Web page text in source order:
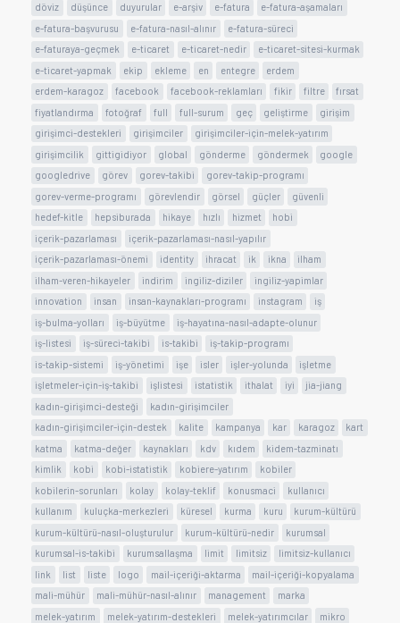
döviz
düşünce duyurular e-arşiv e-fatura
e-fatura-aşamaları
e-fatura-başvurusu
e-fatura-nasıl-alınır
e-fatura-süreci
e-faturaya-geçmek
e-ticaret e-ticaret-nedir
e-ticaret-sitesi-kurmak
e-ticaret-yapmak
ekip ekleme en entegre
erdem
erdem-karagoz
facebook facebook-reklamları fikir filtre
fırsat
fiyatlandırma
fotoğraf full full-surum geç geliştirme
girişim
girişimci-destekleri
girişimciler
girişimciler-için-melek-yatırım
girişimcilik
gittigidiyor global gönderme göndermek
google
googledrive
görev gorev-takibi
gorev-takip-programı
gorev-verme-programı
görevlendir görsel güçler
güvenli
hedef-kitle
hepsiburada hikaye hızlı hizmet
hobi
içerik-pazarlaması
içerik-pazarlaması-nasıl-yapılır
içerik-pazarlaması-önemi
identity ihracat ik ikna
ilham
ilham-veren-hikayeler
indirim ingiliz-diziler
ingiliz-yapimlar
innovation
insan insan-kaynakları-programı instagram
iş
iş-bulma-yolları
iş-büyütme
iş-hayatına-nasıl-adapte-olunur
iş-listesi
iş-süreci-takibi is-takibi
iş-takip-programı
is-takip-sistemi
iş-yönetimi işe isler işler-yolunda
işletme
işletmeler-için-iş-takibi
işlistesi istatistik ithalat iyi
jia-jiang
kadın-girişimci-desteği
kadın-girişimciler
kadın-girişimciler-için-destek
kalite kampanya kar karagoz
kart
katma
katma-değer kaynakları kdv kıdem
kidem-tazminatı
kimlik
kobi kobi-istatistik kobiere-yatırım
kobiler
kobilerin-sorunları
kolay kolay-teklif konusmaci
kullanıcı
kullanım
kuluçka-merkezleri küresel kurma kuru
kurum-kültürü
kurum-kültürü-nasıl-oluşturulur
kurum-kültürü-nedir
kurumsal
kurumsal-is-takibi
kurumsallaşma limit limitsiz
limitsiz-kullanıcı
link
list liste logo mail-içeriği-aktarma
mail-içeriği-kopyalama
mali-mühür
mali-mühür-nasıl-alınır management
marka
melek-yatırım
melek-yatırım-destekleri melek-yatırımcılar
mikro